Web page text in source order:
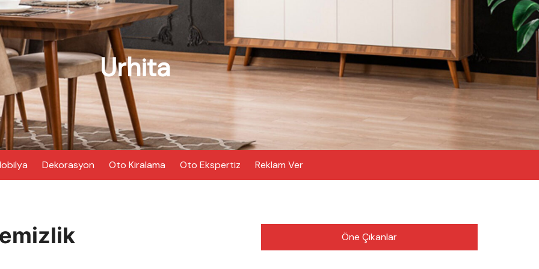
Urhita
Dekorasyon Oto Kiralama Oto Ekspertiz Reklam Ver
Öne Çıkanlar